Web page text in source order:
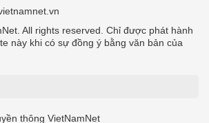
All rights reserved. Chỉ được phát hành
này khi có sự đồng ý bằng văn bản của
thông VietNamNet